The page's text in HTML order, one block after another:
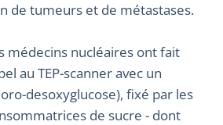
de tumeurs et de métastases.
médecins nucléaires ont fait
au TEP-scanner avec un
desoxyglucose), fixé par les
de sucre - dont